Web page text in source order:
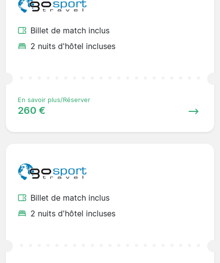
Billet de match inclus
2 nuits d'hôtel incluses
En savoir plus/Réserver
260 €
Billet de match inclus
2 nuits d'hôtel incluses